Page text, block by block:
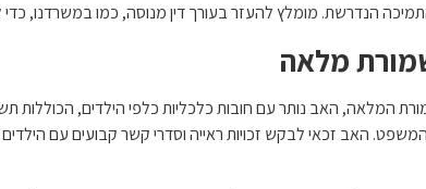
הנדרשת. מומלץ להעזר בעורך דין מנוסה, כמו במשרדנו,
מלאה
האב נותר עם חובות כלכליות כלפי הילדים, הכוללות
האב זכאי לבקש זכויות ראייה וסדרי קשר קבועים עם